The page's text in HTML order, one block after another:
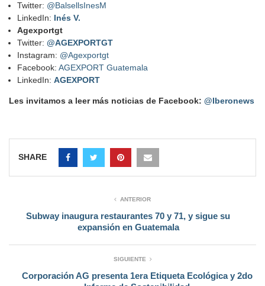
Twitter: @BalsellsInesM
LinkedIn: Inés V.
Agexportgt
Twitter: @AGEXPORTGT
Instagram: @Agexportgt
Facebook: AGEXPORT Guatemala
LinkedIn: AGEXPORT
Les invitamos a leer más noticias de Facebook: @Iberonews
SHARE
ANTERIOR
Subway inaugura restaurantes 70 y 71, y sigue su
expansión en Guatemala
SIGUIENTE
Corporación AG presenta 1era Etiqueta Ecológica y 2do